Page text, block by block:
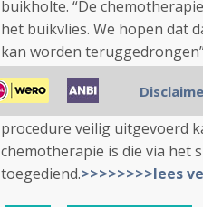
buikholte. “De
het buikvlies. We hopen dat
kan worden
het Catharina Ziekenhuis.
Het gaat in eerste instantie
procedure veilig uitgevoerd
chemotherapie is die via het
toegediend.>>>>>>>>lees